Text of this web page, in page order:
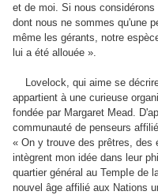
et de moi. Si nous
dont nous ne sommes qu'une
même les gérants, notre
lui a été allouée ».
Lovelock, qui aime se
appartient à une curieuse
fondée par Margaret Mead.
communauté de penseurs
« On y trouve des prêtres, des
intègrent mon idée dans leur
quartier général au TempIe de
nouvel âge affilié aux Nations